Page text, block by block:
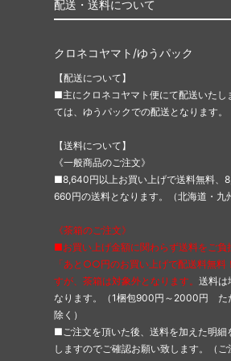
配送・送料について
クロネコヤマト/ゆうパック
【配送について】
■主にクロネコヤマト便にて配送いたし
ては、ゆうパックでの配送となります。
【送料について】
《一般商品のご注文》
■8,640円以上お買い上げで送料無料、
660円の送料となります。（北海道・
《茶箱のご注文》
■お買い上げ金額に関わらず送料をご負
「あと○○円のお買い上げで配送料無料
すが、茶箱は対象外となります。 送料は
なります。（1梱包900円～2000円 た
除く）
■ご注文を頂いた後、送料を加えた明細
しますのでご確認お願い致します。（